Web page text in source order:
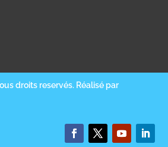
droits reservés. Réalisé par